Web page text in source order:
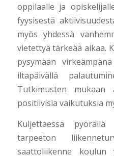
oppilaalle ja
fyysisestä
myös yhdessä
vietettyä tärkeää aikaa.
pysymään
iltapäivällä
Tutkimusten mukaan
positiivisia vaikutuksia
Kuljettaessa
tarpeeton
saattoliikenne koulun